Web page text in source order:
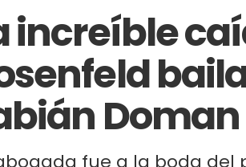
increíble
Doman